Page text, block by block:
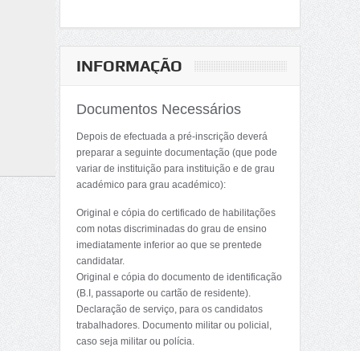
INFORMAÇÃO
Documentos Necessários
Depois de efectuada a pré-inscrição deverá
preparar a seguinte documentação (que pode
variar de instituição para instituição e de grau
académico para grau académico):
Original e cópia do certificado de habilitações
com notas discriminadas do grau de ensino
imediatamente inferior ao que se prentede
candidatar.
Original e cópia do documento de identificação
(B.I, passaporte ou cartão de residente).
Declaração de serviço, para os candidatos
trabalhadores. Documento militar ou policial,
caso seja militar ou polícia.